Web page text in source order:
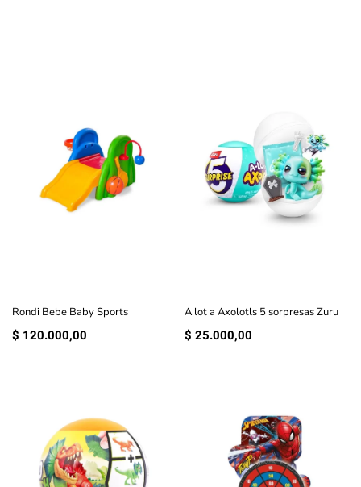
Rondi Bebe Baby Sports
$ 120.000,00
A lot a Axolotls 5 sorpresas Zuru
$ 25.000,00